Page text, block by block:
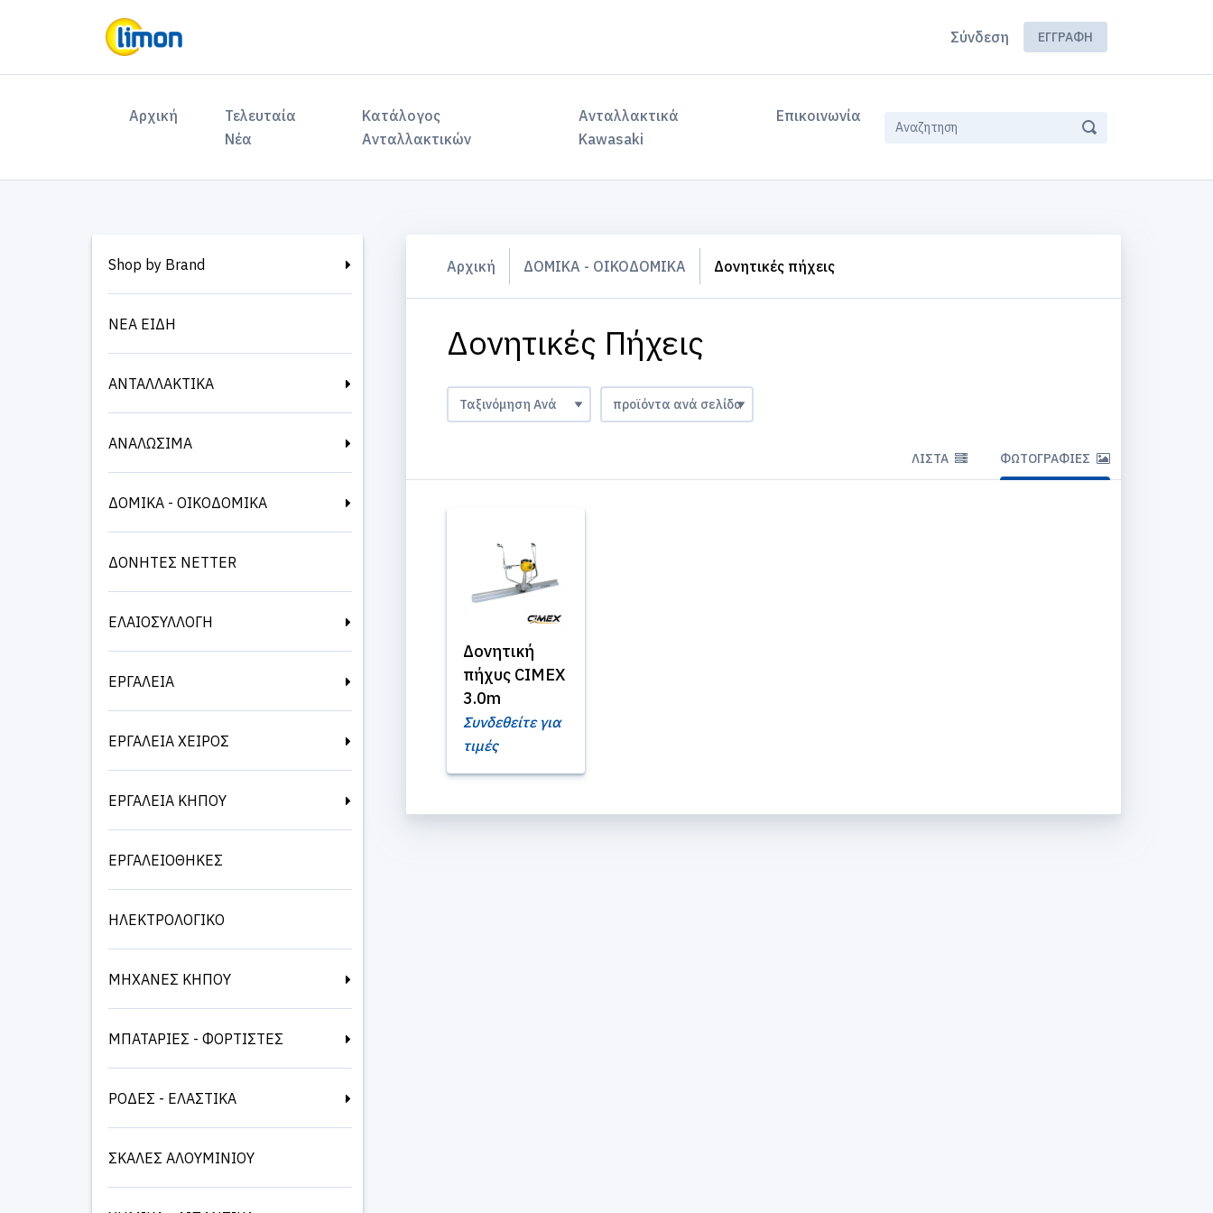
Σύνδεση ΕΓΓΡΑΦΉ
Αρχική (current)Τελευταία
Νέα
Κατάλογος
Ανταλλακτικών
Ανταλλακτικά
Kawasaki
Επικοινωνία
Shop by Brand
ΝΕΑ ΕΙΔΗ
ΑΝΤΑΛΛΑΚΤΙΚΑ
ΑΝΑΛΩΣΙΜΑ
ΔΟΜΙΚΑ - ΟΙΚΟΔΟΜΙΚΑ
ΔΟΝΗΤΕΣ NETTER
ΕΛΑΙΟΣΥΛΛΟΓΗ
ΕΡΓΑΛΕΙΑ
ΕΡΓΑΛΕΙΑ ΧΕΙΡΟΣ
ΕΡΓΑΛΕΙΑ ΚΗΠΟΥ
ΕΡΓΑΛΕΙΟΘΗΚΕΣ
ΗΛΕΚΤΡΟΛΟΓΙΚΟ
ΜΗΧΑΝΕΣ ΚΗΠΟΥ
ΜΠΑΤΑΡΙΕΣ - ΦΟΡΤΙΣΤΕΣ
ΡΟΔΕΣ - ΕΛΑΣΤΙΚΑ
ΣΚΑΛΕΣ ΑΛΟΥΜΙΝΙΟΥ
Αρχική ΔΟΜΙΚΑ - ΟΙΚΟΔΟΜΙΚΑ Δονητικές πήχεις
Δονητικές Πήχεις
ΛΊΣΤΑ ΦΩΤΟΓΡΑΦΊΕΣ
Δονητική
πήχυς CIMEX
3.0m
Συνδεθείτε για
τιμές